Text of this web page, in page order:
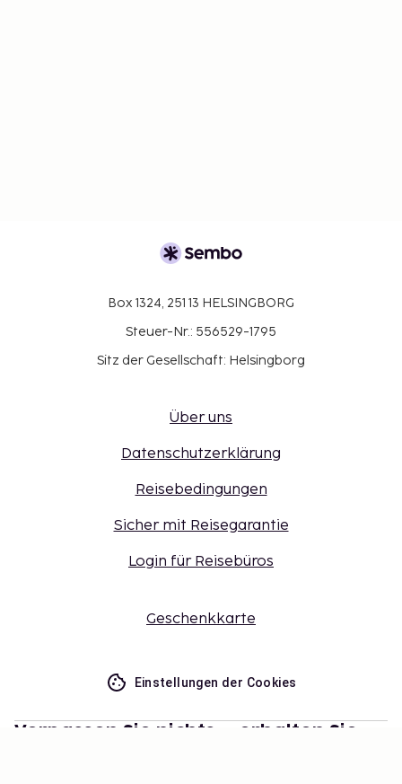
Box 1324, 251 13 HELSINGBORG
Steuer-Nr.: 556529-1795
Sitz der Gesellschaft: Helsingborg
Über uns
Datenschutzerklärung
Reisebedingungen
Sicher mit Reisegarantie
Login für Reisebüros
Geschenkkarte
Einstellungen der Cookies
Verpassen Sie nichts – erhalten Sie